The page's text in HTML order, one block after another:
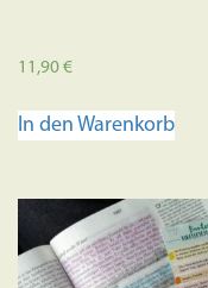
11,90€
In den Warenkorb